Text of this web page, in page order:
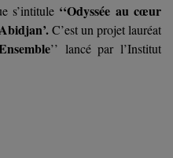
s’intitule ‘‘Odyssée au cœur
C’est un projet lauréat
’’ lancé par l’Institut